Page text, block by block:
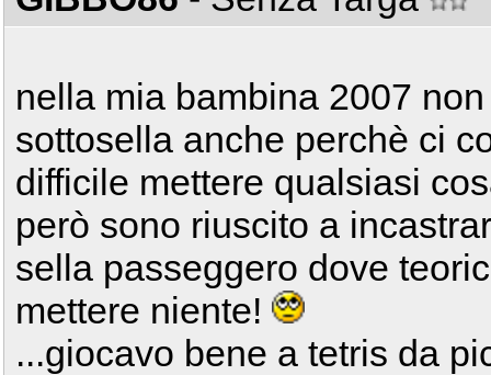
nella mia bambina 2007
sottosella anche perchè ci
difficile mettere qualsiasi
però sono riuscito a
sella passeggero dove
mettere niente!
...giocavo bene a tetris da